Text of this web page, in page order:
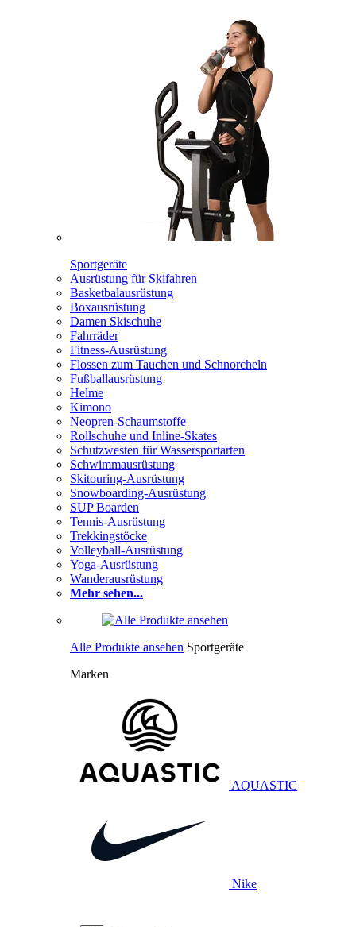
Sportgeräte
Ausrüstung für Skifahren
Basketbalausrüstung
Boxausrüstung
Damen Skischuhe
Fahrräder
Fitness-Ausrüstung
Flossen zum Tauchen und Schnorcheln
Fußballausrüstung
Helme
Kimono
Neopren-Schaumstoffe
Rollschuhe und Inline-Skates
Schutzwesten für Wassersportarten
Schwimmausrüstung
Skitouring-Ausrüstung
Snowboarding-Ausrüstung
SUP Boarden
Tennis-Ausrüstung
Trekkingstöcke
Volleyball-Ausrüstung
Yoga-Ausrüstung
Wanderausrüstung
Mehr sehen...
Alle Produkte ansehen Sportgeräte
Marken
AQUASTIC
Nike